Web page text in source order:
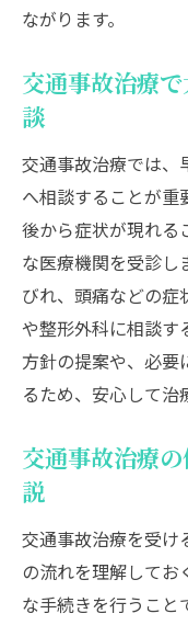
ながります。
交通事故治療
談
交通事故治療では、
へ相談することが重
後から症状が現れる
な医療機関を受診し
びれ、頭痛などの症
や整形外科に相談す
方針の提案や、必
るため、安心して治
交通事故治療
説
交通事故治療を受け
の流れを理解してお
な手続きを行うこと